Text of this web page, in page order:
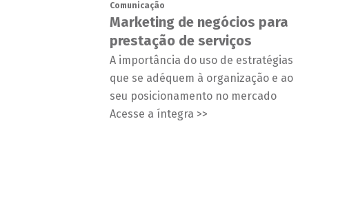
Comunicação
Marketing de negócios para
prestação de serviços
A importância do uso de estratégias
que se adéquem à organização e ao
seu posicionamento no mercado
Acesse a íntegra >>